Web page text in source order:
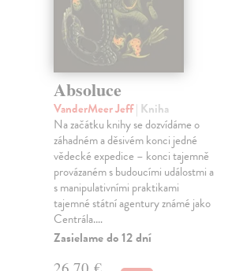
Absoluce
VanderMeer Jeff| Kniha
Na začátku knihy se dozvídáme o
záhadném a děsivém konci jedné
vědecké expedice – konci tajemně
provázaném s budoucími událostmi a
s manipulativními praktikami
tajemné státní agentury známé jako
Centrála.…
Zasielame do 12 dní